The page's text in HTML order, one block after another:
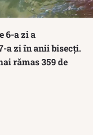
6-a zi a
a zi în anii bisecți.
rămas 359 de